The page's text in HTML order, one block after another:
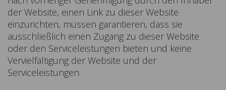
der Website, einen Link zu dieser Website
einzurichten, müssen garantieren, dass sie
ausschließlich einen Zugang zu dieser Website
oder den Serviceleistungen bieten und keine
Vervielfältigung der Website und der
Serviceleistungen.